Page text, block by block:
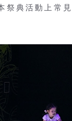
祭典活動上常